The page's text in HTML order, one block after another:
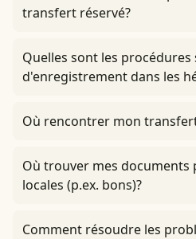
transfert réservé?
Quelles sont les procédures
d'enregistrement dans les
Où rencontrer mon
Où trouver mes documents
locales (p.ex. bons)?
Comment résoudre les